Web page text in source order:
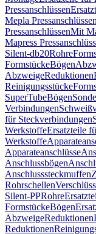
Pressanschlüssen
Mepla Pressanschlüssen
PressanschlüssenMit
Mapress
Silent-db20Rohre
FormstückeBögen
AbzweigeReduktionen
Reinigungsstücke
SuperTubeBögen
Verbindungen
für Steckverbindungen
WerkstoffeErsatzteile
Werkstoffe
Apparateanschlüsse
Anschlussbögen
Anschlusssteckmuffen
Rohrschellen
Silent-PPRohre
FormstückeBögen
AbzweigeReduktionen
Reduktionen